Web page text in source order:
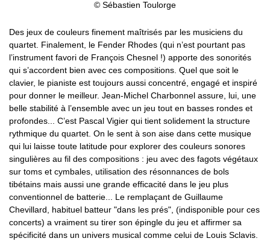
© Sébastien Toulorge
Des jeux de couleurs finement maîtrisés par les musiciens du
quartet. Finalement, le Fender Rhodes (qui n’est pourtant pas
l’instrument favori de François Chesnel !) apporte des sonorités
qui s’accordent bien avec ces compositions. Quel que soit le
clavier, le pianiste est toujours aussi concentré, engagé et inspiré
pour donner le meilleur. Jean-Michel Charbonnel assure, lui, une
belle stabilité à l’ensemble avec un jeu tout en basses rondes et
profondes... C’est Pascal Vigier qui tient solidement la structure
rythmique du quartet. On le sent à son aise dans cette musique
qui lui laisse toute latitude pour explorer des couleurs sonores
singulières au fil des compositions : jeu avec des fagots végétaux
sur toms et cymbales, utilisation des résonnances de bols
tibétains mais aussi une grande efficacité dans le jeu plus
conventionnel de batterie... Le remplaçant de Guillaume
Chevillard, habituel batteur "dans les prés", (indisponible pour ces
concerts) a vraiment su tirer son épingle du jeu et affirmer sa
spécificité dans un univers musical comme celui de Louis Sclavis.